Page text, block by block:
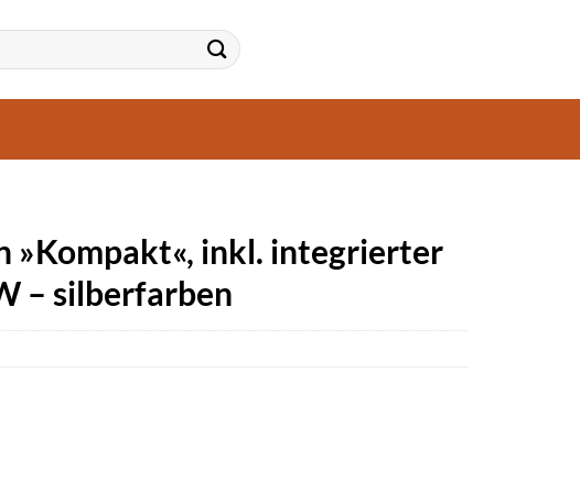
»Kompakt«, inkl. integrierter
– silberfarben